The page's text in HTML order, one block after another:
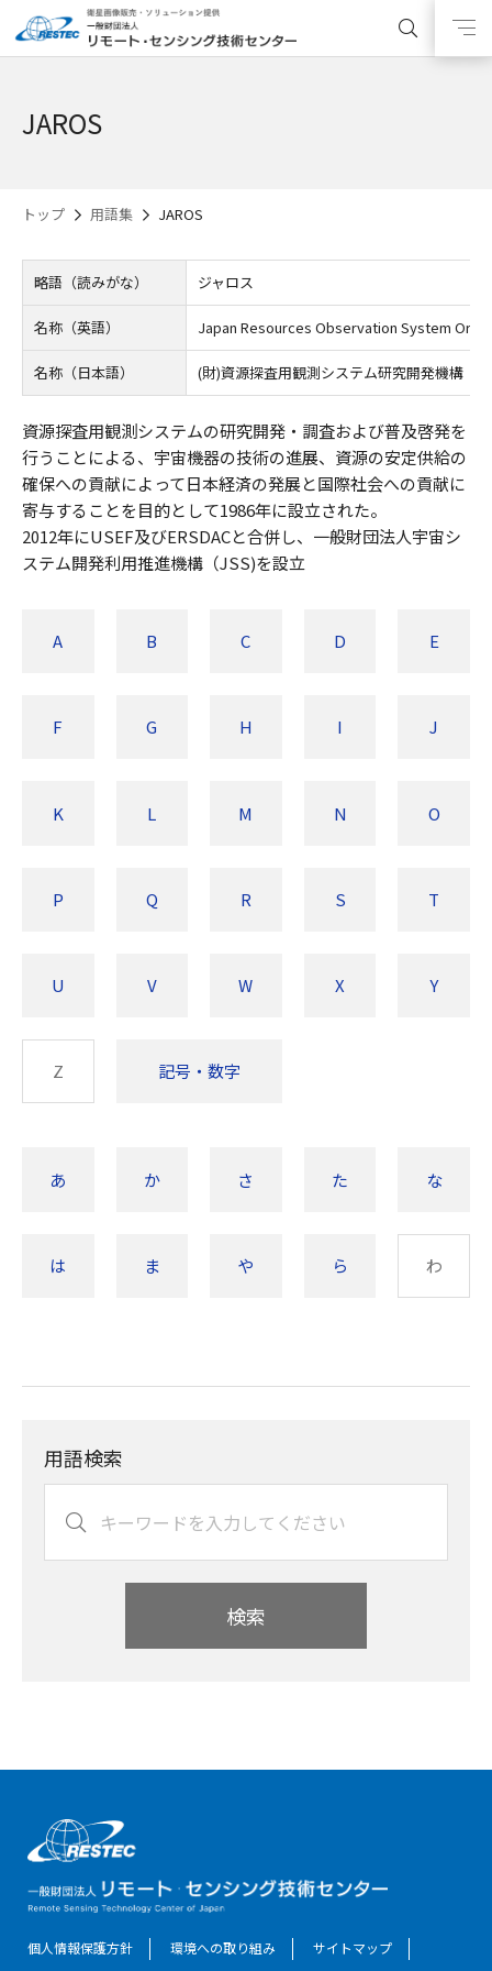
JAROS
トップ 用語集 JAROS
略語（読みがな） ジャロス
名称（英語） Japan Resources Observation System
名称（日本語） (財)資源探査用観測システム研究開発機構
資源探査用観測システムの研究開発・調査および普及啓発を
行うことによる、宇宙機器の技術の進展、資源の安定供給の
確保への貢献によって日本経済の発展と国際社会への貢献に
寄与することを目的として1986年に設立された。
2012年にUSEF及びERSDACと合併し、一般財団法人宇宙シ
ステム開発利用推進機構（JSS)を設立
A B C D E
F G H I J
K L M N O
P Q R S T
U V W X Y
Z 記号・数字
あ か さ た な
は ま や ら わ
用語検索
検索
個人情報保護方針 環境への取り組み サイトマップ